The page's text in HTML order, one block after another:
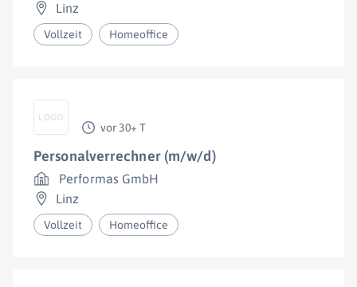
Linz
Vollzeit Homeoffice
vor 30+ T
Personalverrechner (m/w/d)
Performas GmbH
Linz
Vollzeit Homeoffice